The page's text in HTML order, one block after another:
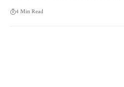
4 Min Read